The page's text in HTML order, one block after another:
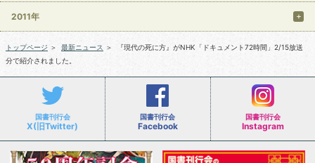
2011年
トップページ ＞ 最新ニュース ＞
『現代の死に方』がNHK「ドキュメント72時間」2/15放送
分で紹介されました。
国書刊行会
X(旧Twitter)
国書刊行会
Facebook
国書刊行会
Instagram